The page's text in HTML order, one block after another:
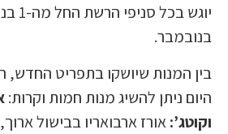
בנובמבר.
בין המנות שיושקו בתפריט החדש,
היום ניתן להשיג מנות חמות וקרות:
וקוטג’:אורז ארבואריו בבישול ארוך,